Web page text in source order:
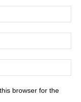
browser for the